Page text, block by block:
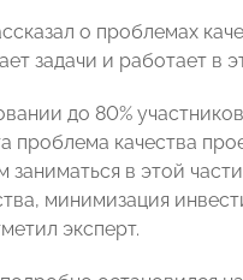
о проблемах
задачи и работает в
до 80%
проблема качества
в этой
минимизация
эксперт.